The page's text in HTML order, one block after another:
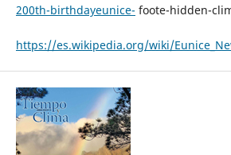
200th-birthdayeunice- foote-hidden-
https://es.wikipedia.org/wiki/